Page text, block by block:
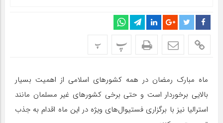
پ پ
ماه مبارک رمضان در همه کشورهای اسلامی از اهمیت بسیار
بالایی برخوردار است و حتی برخی کشورهای غیر مسلمان مانند
استرالیا نیز با برگزاری فستیوال‌های ویژه در این ماه اقدام به جذب